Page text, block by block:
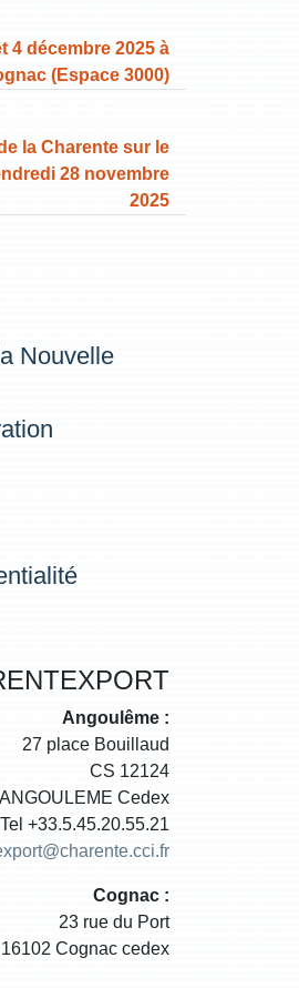
4 décembre 2025 à
(Espace 3000)
la Charente sur le
28 novembre
2025
Nouvelle
Angoulême :
27 place Bouillaud
CS 12124
Cedex
Tel +33.5.45.20.55.21
Cognac :
23 rue du Port
16102 Cognac cedex